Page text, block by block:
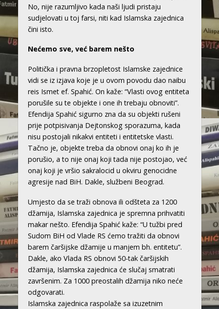
No, nije razumljivo kada naši ljudi pristaju
sudjelovati u toj farsi, niti kad Islamska zajednica
čini isto.
Nećemo sve, već barem nešto
Politička i pravna brzopletost Islamske zajednice
vidi se iz izjava koje je u ovom povodu dao naibu
reis Ismet ef. Spahić. On kaže: “Vlasti ovog entiteta
porušile su te objekte i one ih trebaju obnoviti”.
Efendija Spahić sigurno zna da su objekti rušeni
prije potpisivanja Dejtonskog sporazuma, kada
nisu postojali nikakvi entiteti i entitetske vlasti.
Tačno je, objekte treba da obnovi onaj ko ih je
porušio, a to nije onaj koji tada nije postojao, već
onaj koji je vršio sakralocid u okviru genocidne
agresije nad BiH. Dakle, službeni Beograd.
Umjesto da se traži obnova ili odšteta za 1200
džamija, Islamska zajednica je spremna prihvatiti
makar nešto. Efendija Spahić kaže: “U tužbi pred
Sudom BiH od Vlade RS ćemo tražiti da obnovi
barem čaršijske džamije u manjem bh. entitetu”.
Dakle, ako Vlada RS obnovi 50-tak čaršijskih
džamija, Islamska zajednica će slučaj smatrati
završenim. Za 1000 preostalih džamija niko neće
odgovarati.
Islamska zajednica raspolaže sa izuzetnim